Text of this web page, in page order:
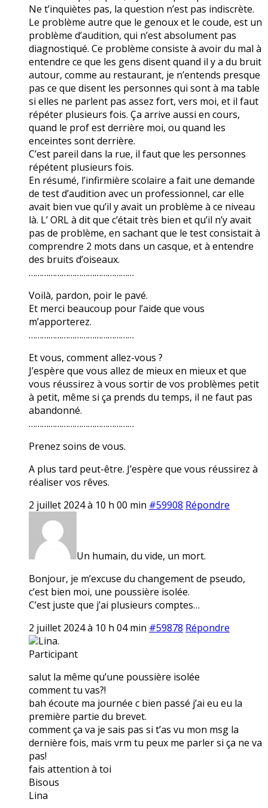
Ne t’inquiètes pas, la question n’est pas indiscrète.
Le problème autre que le genoux et le coude, est un
problème d’audition, qui n’est absolument pas
diagnostiqué. Ce problème consiste à avoir du mal à
entendre ce que les gens disent quand il y a du bruit
autour, comme au restaurant, je n’entends presque
pas ce que disent les personnes qui sont à ma table
si elles ne parlent pas assez fort, vers moi, et il faut
répéter plusieurs fois. Ça arrive aussi en cours,
quand le prof est derrière moi, ou quand les
enceintes sont derrière.
C’est pareil dans la rue, il faut que les personnes
répétent plusieurs fois.
En résumé, l’infirmière scolaire a fait une demande
de test d’audition avec un professionnel, car elle
avait bien vue qu’il y avait un problème à ce niveau
là. L’ ORL à dit que c’était très bien et qu’il n’y avait
pas de problème, en sachant que le test consistait à
comprendre 2 mots dans un casque, et à entendre
des bruits d’oiseaux.
…………………………………………
Voilà, pardon, poir le pavé.
Et merci beaucoup pour l’aide que vous
m’apporterez.
…………………………………………
Et vous, comment allez-vous ?
J’espère que vous allez de mieux en mieux et que
vous réussirez à vous sortir de vos problèmes petit
à petit, même si ça prends du temps, il ne faut pas
abandonné.
…………………………………………
Prenez soins de vous.
A plus tard peut-être. J’espère que vous réussirez à
réaliser vos rêves.
2 juillet 2024 à 10 h 00 min #59908 Répondre
Un humain, du vide, un mort.
Bonjour, je m’excuse du changement de pseudo,
c’est bien moi, une poussière isolée.
C’est juste que j’ai plusieurs comptes…
2 juillet 2024 à 10 h 04 min #59878 Répondre
Lina.
Participant
salut la même qu’une poussière isolée
comment tu vas?!
bah écoute ma journée c bien passé j’ai eu eu la
première partie du brevet.
comment ça va je sais pas si t’as vu mon msg la
dernière fois, mais vrm tu peux me parler si ça ne va
pas!
fais attention à toi
Bisous
Lina